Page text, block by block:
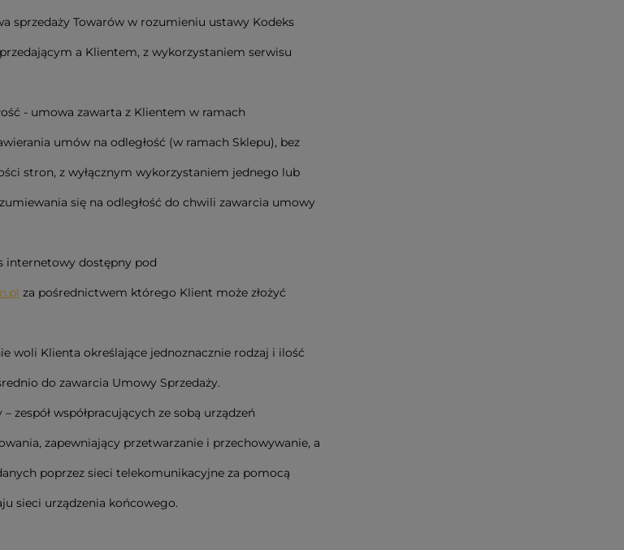
sprzedaży Towarów w rozumieniu ustawy Kodeks
a Klientem, z wykorzystaniem serwisu
- umowa zawarta z Klientem w ramach
umów na odległość (w ramach Sklepu), bez
stron, z wyłącznym wykorzystaniem jednego lub
się na odległość do chwili zawarcia umowy
internetowy dostępny pod
za pośrednictwem którego Klient może złożyć
woli Klienta określające jednoznacznie rodzaj i ilość
do zawarcia Umowy Sprzedaży.
zespół współpracujących ze sobą urządzeń
zapewniający przetwarzanie i przechowywanie, a
poprzez sieci telekomunikacyjne za pomocą
sieci urządzenia końcowego.